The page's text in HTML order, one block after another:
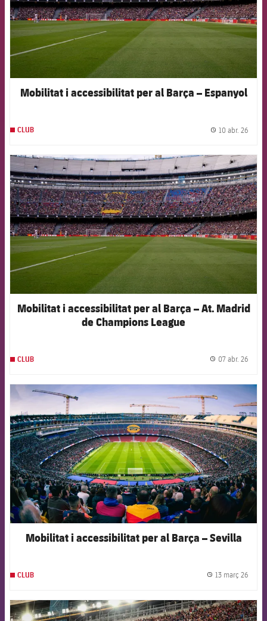
Mobilitat i accessibilitat per al Barça – Espanyol
CLUB 10 abr. 26
FCB Barcelona badge
Mobilitat i accessibilitat per al Barça – At. Madrid
de Champions League
CLUB 07 abr. 26
FCB Barcelona badge
Mobilitat i accessibilitat per al Barça – Sevilla
CLUB 13 març 26
FCB Barcelona badge